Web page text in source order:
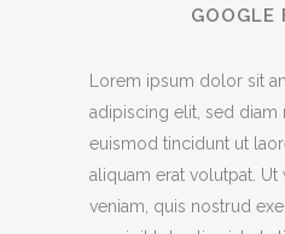
GOOGLE
Lorem ipsum dolor sit
adipiscing elit, sed diam
euismod tincidunt ut
aliquam erat volutpat.
veniam, quis nostrud